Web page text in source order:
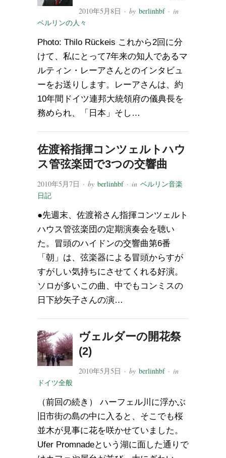
2010年5月8日 · byberlinhbf· in
ベルリンの人々
Photo: Thilo Rückeis これから2回に分
けて、私にとって7年来の知人であるマ
ルティン・レーアさんとのインタビュ
ーをお送りします。レーアさんは、約
10年間ドイツ連邦大統領府の儀典長を
務められ、「日本」そし…
佐渡裕指揮コンツェルトハウ
ス管弦楽団で3つの交響曲
2010年5月7日 · by berlinhbf· in ベルリン音楽
日記
●先週末、佐渡裕さん指揮コンツェルト
ハウス管弦楽団の定期演奏会を聴い
た。冒頭のハイドンの交響曲第6番
「朝」は、弦楽器による冒頭からすが
すがしい気持ちにさせてくれる好演。
ソロが多いこの曲、中でもコンミスの
日下紗矢子さんの演…
ヴェルダーの開花祭
(2)
2010年5月5日 · byberlinhbf· in
ドイツ全般
（前回の続き） ハーフェル川に浮かぶ
旧市街の島の中に入ると、そこでも桜
並木が見事に花を咲かせていました。
Ufer Promnadeという湖に面した通りで